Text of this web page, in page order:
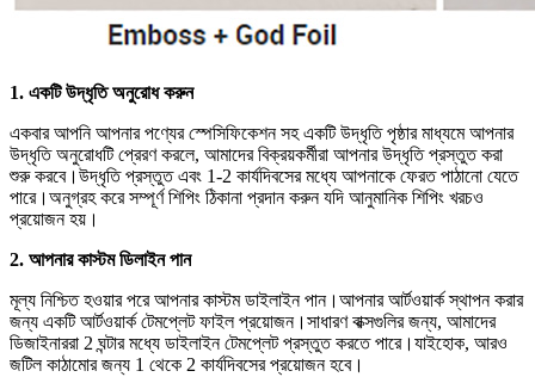
1. একটি উদ্ধৃতি অনুরোধ করুন
একবার আপনি আপনার পণ্যের স্পেসিফিকেশন সহ একটি উদ্ধৃতি পৃষ্ঠার মাধ্যমে আপনার
উদ্ধৃতি অনুরোধটি প্রেরণ করলে, আমাদের বিক্রয়কর্মীরা আপনার উদ্ধৃতি প্রস্তুত করা
শুরু করবে।উদ্ধৃতি প্রস্তুত এবং 1-2 কার্যদিবসের মধ্যে আপনাকে ফেরত পাঠানো যেতে
পারে।অনুগ্রহ করে সম্পূর্ণ শিপিং ঠিকানা প্রদান করুন যদি আনুমানিক শিপিং খরচও
প্রয়োজন হয়।
2. আপনার কাস্টম ডিলাইন পান
মূল্য নিশ্চিত হওয়ার পরে আপনার কাস্টম ডাইলাইন পান।আপনার আর্টওয়ার্ক স্থাপন করার
জন্য একটি আর্টওয়ার্ক টেমপ্লেট ফাইল প্রয়োজন।সাধারণ বাক্সগুলির জন্য, আমাদের
ডিজাইনাররা 2 ঘন্টার মধ্যে ডাইলাইন টেমপ্লেট প্রস্তুত করতে পারে।যাইহোক, আরও
জটিল কাঠামোর জন্য 1 থেকে 2 কার্যদিবসের প্রয়োজন হবে।